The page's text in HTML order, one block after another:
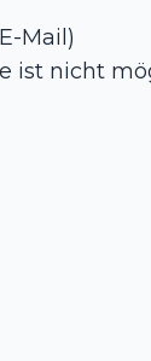
Mail)
ist nicht